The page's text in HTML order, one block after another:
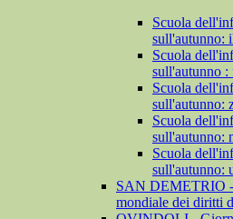
Scuola
sull'autunno:
Scuola
sull'autunno :
Scuola
sull'autunno:
Scuola
sull'autunno:
Scuola
sull'autunno:
SAN DEMETRIO -
mondiale dei diritti